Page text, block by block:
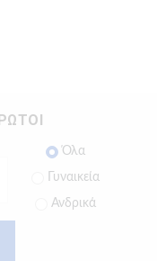
Όλα
Γυναικεία
Ανδρικά